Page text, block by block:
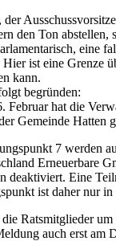
den Ton abstel­len,
eine
Hier ist eine Gren­ze
kann.
begrün­den:
Febru­ar hat die
Gemein­de Hat­ten
7 wer­den
Erneu­er­ba­re
deak­ti­viert. Eine
ist daher nur
Rats­mit­glie­der
auch erst am